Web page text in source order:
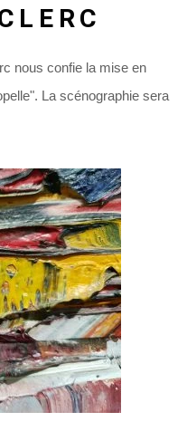
nous confie la mise en
La scénographie sera